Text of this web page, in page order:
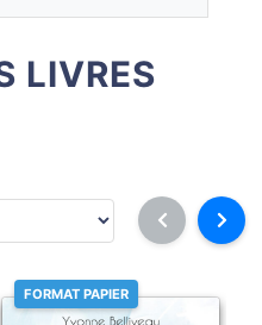
LIVRES
FORMAT PAPIER